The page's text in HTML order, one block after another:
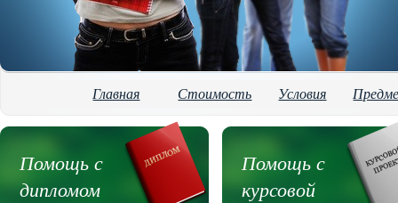
Главная Стоимость Условия
Помощь с
дипломом
Помощь с
курсовой